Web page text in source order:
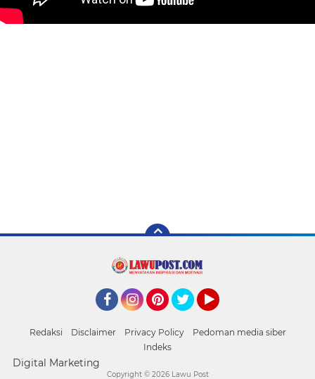
Redaksi Disclaimer Privacy Policy
Pedoman media siber
Indeks
Digital Marketing
Copyright © 2026 Lawu Post